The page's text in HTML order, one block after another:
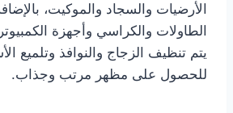
الأرضيات والسجاد والموكيت،
الطاولات والكراسي وأجهزة
يتم تنظيف الزجاج والنوافذ وتلميع
للحصول على مظهر مرتب وجذاب.